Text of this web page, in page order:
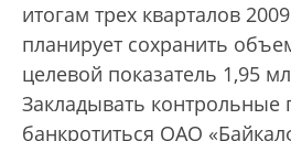
итогам трех кварталов
планирует сохранить
целевой показатель 1,95
Закладывать контрольные
банкротиться ОАО